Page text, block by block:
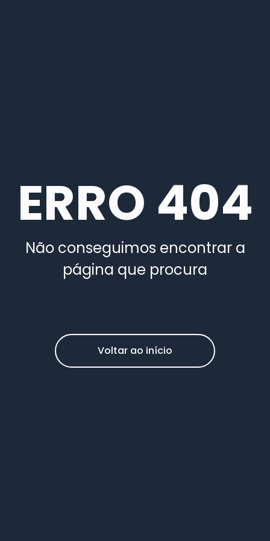
ERRO 404
Não conseguimos encontrar a
página que procura
Voltar ao início